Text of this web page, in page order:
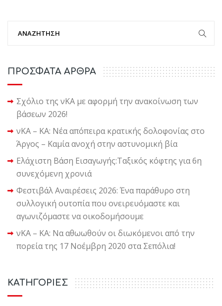
ΠΡΟΣΦΑΤΑ ΑΡΘΡΑ
Σχόλιο της νΚΑ με αφορμή την ανακοίνωση των
βάσεων 2026!
νΚΑ – ΚΑ: Νέα απόπειρα κρατικής δολοφονίας στο
Άργος – Καμία ανοχή στην αστυνομική βία
Ελάχιστη Βάση Εισαγωγής:Ταξικός κόφτης για 6η
συνεχόμενη χρονιά
Φεστιβάλ Αναιρέσεις 2026: Ένα παράθυρο στη
συλλογική ουτοπία που ονειρευόμαστε και
αγωνιζόμαστε να οικοδομήσουμε
νΚΑ – ΚΑ: Να αθωωθούν οι διωκόμενοι από την
πορεία της 17 Νοέμβρη 2020 στα Σεπόλια!
KΑΤΗΓΟΡΙΕΣ